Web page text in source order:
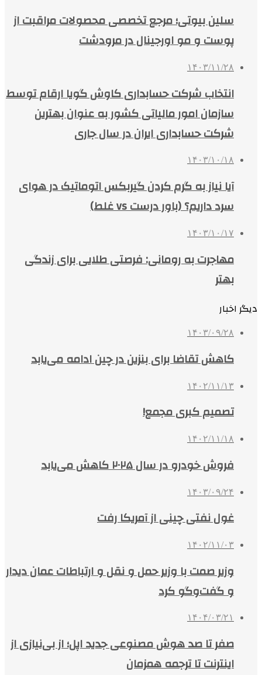
سلین بیوتی؛ مرجع تخصصی محصولات مراقبت از
پوست و مو اورجینال در مرودشت
۱۴۰۳/۱۱/۲۸
انتخاب شرکت حسابداری کاوش گویا ارقام توسط
سازمان امور مالیاتی کشور به عنوان بهترین
شرکت حسابداری ایران در سال جاری
۱۴۰۳/۱۰/۱۸
آیا نیاز به گرم کردن گیربکس اتوماتیک در هوای
سرد داریم؟ (باور درست vs غلط)
۱۴۰۳/۱۰/۱۷
مهاجرت به رومانی: فرصتی طلایی برای زندگی
بهتر
دیگر اخبار
۱۴۰۳/۰۹/۲۸
کاهش تقاضا برای بنزین در چین ادامه می‌یابد
۱۴۰۲/۱۱/۱۳
تصمیم کبری مجمع!
۱۴۰۲/۱۱/۱۸
فروش خودرو در سال ۲۰۲۵ کاهش می‌یابد
۱۴۰۳/۰۹/۲۴
غول نفتی چینی از آمریکا رفت
۱۴۰۲/۱۱/۰۳
وزیر صمت با وزیر حمل و نقل و ارتباطات عمان دیدار
و گفت‌وگو کرد
۱۴۰۴/۰۳/۲۱
صفر تا صد هوش مصنوعی جدید اپل؛ از بی‌نیازی از
اینترنت تا ترجمه همزمان